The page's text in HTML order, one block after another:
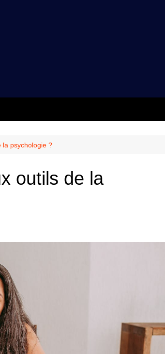
la psychologie ?
outils de la